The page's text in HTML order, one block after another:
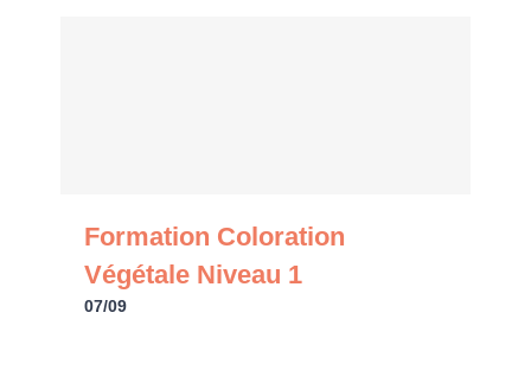
Formation Coloration
Végétale Niveau 1
07/09